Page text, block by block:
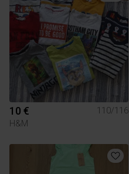
10 €
110/116
H&M